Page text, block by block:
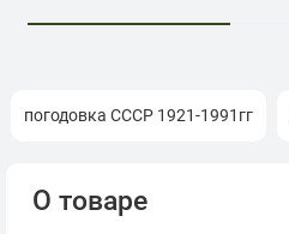
погодовка СССР 1921-1991гг
О товаре